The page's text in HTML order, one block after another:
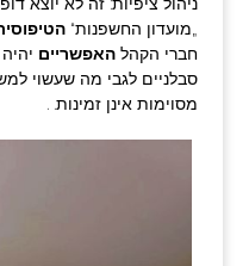
„מועדון החשפנות“
חברי הקהל האפשריים
סבלניים לגבי מה שעשוי
מסוימות אינן זמינות. .